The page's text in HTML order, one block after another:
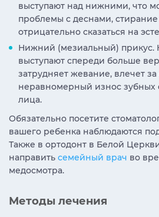
выступают над нижними, что
проблемы с деснами, стирание
отрицательно сказаться на
Нижний (мезиальный) прикус.
выступают спереди больше
затрудняет жевание, влечет за
неравномерный износ зубных
лица.
Обязательно посетите
вашего ребенка наблюдаются
Также в ортодонт в Белой
направить семейный врач во
медосмотра.
Методы лечения